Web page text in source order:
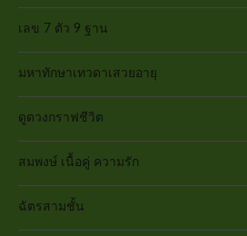
เลข 7 ตัว 9 ฐาน
มหาทักษาเทวดาเสวยอายุ
ดูดวงกราฟชีวิต
สมพงษ์ เนื้อคู่ ความรัก
ฉัตรสามชั้น